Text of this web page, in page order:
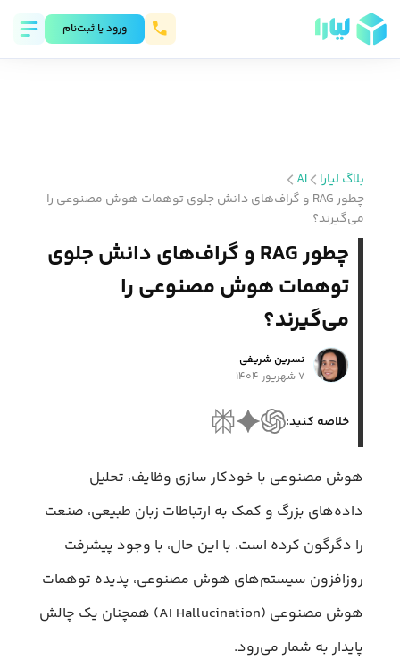
ورود يا ثبت‌نام
بلاگ لیارا
AI
چطور RAG و گراف‌های دانش جلوی توهمات هوش مصنوعی را
می‌گیرند؟
چطور RAG و گراف‌های دانش جلوی
توهمات هوش مصنوعی را
می‌گیرند؟
نسرین شریفی
۷ شهریور ۱۴۰۴
خلاصه کنید:
هوش مصنوعی با خودکار سازی وظایف، تحلیل
داده‌های بزرگ و کمک به ارتباطات زبان طبیعی، صنعت
را دگرگون کرده است. با این حال، با وجود پیشرفت
روزافزون سیستم‌های هوش‌ مصنوعی، پدیده توهمات
هوش مصنوعی (AI Hallucination) همچنان یک چالش
پایدار به شمار می‌رود.